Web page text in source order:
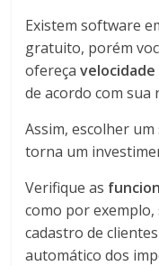
Existem software
gratuito, porém
ofereça
de acordo com sua
Assim, escolher
torna um
Verifique as
como por exemplo,
cadastro de
automático dos